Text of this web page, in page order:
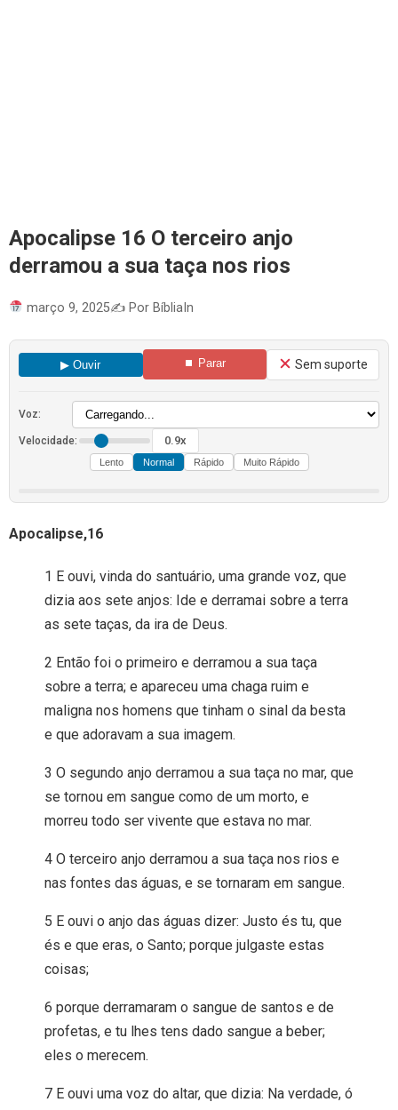
Apocalipse 16 O terceiro anjo
derramou a sua taça nos rios
março 9, 2025✍️ Por BíbliaIn
▶ Ouvir ⏹ Parar Sem suporte
Voz:
Velocidade: 0.9x
Lento Normal Rápido Muito Rápido
Apocalipse,16
1 E ouvi, vinda do santuário, uma grande voz, que
dizia aos sete anjos: Ide e derramai sobre a terra
as sete taças, da ira de Deus.
2 Então foi o primeiro e derramou a sua taça
sobre a terra; e apareceu uma chaga ruim e
maligna nos homens que tinham o sinal da besta
e que adoravam a sua imagem.
3 O segundo anjo derramou a sua taça no mar, que
se tornou em sangue como de um morto, e
morreu todo ser vivente que estava no mar.
4 O terceiro anjo derramou a sua taça nos rios e
nas fontes das águas, e se tornaram em sangue.
5 E ouvi o anjo das águas dizer: Justo és tu, que
és e que eras, o Santo; porque julgaste estas
coisas;
6 porque derramaram o sangue de santos e de
profetas, e tu lhes tens dado sangue a beber;
eles o merecem.
7 E ouvi uma voz do altar, que dizia: Na verdade, ó